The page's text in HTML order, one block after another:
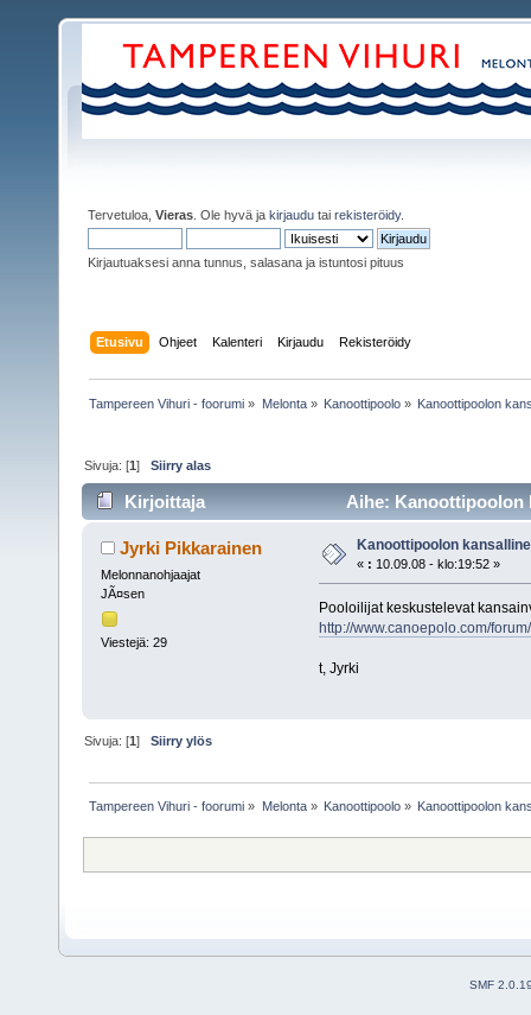
Tervetuloa, Vieras . Ole hyvä ja kirjaudu tai rekisteröidy.
Kirjautuaksesi anna tunnus, salasana ja istuntosi pituus
Etusivu Ohjeet Kalenteri Kirjaudu Rekisteröidy
Tampereen Vihuri - foorumi » Melonta» Kanoottipoolo» Kanoottipoolon
Sivuja: [1]Siirry alas
Kirjoittaja Aihe: Kanoottipoolon
Jyrki Pikkarainen
Melonnanohjaajat
JÃ¤sen
Viestejä: 29
Kanoottipoolon
« : 10.09.08 - klo:19:52 »
Pooloilijat keskustelevat
http://www.canoepolo.com/
t, Jyrki
Sivuja: [1]Siirry ylös
Tampereen Vihuri - foorumi » Melonta» Kanoottipoolo» Kanoottipoolon
SMF